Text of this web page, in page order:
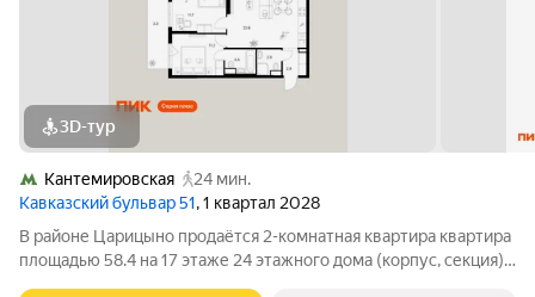
3D-тур
Кантемировская
24 мин.
Кавказский бульвар 51, 1 квартал 2028
В районе Царицыно продаётся 2-комнатная квартира квартира
площадью 58.4 на 17 этаже 24 этажного дома (корпус, секция)